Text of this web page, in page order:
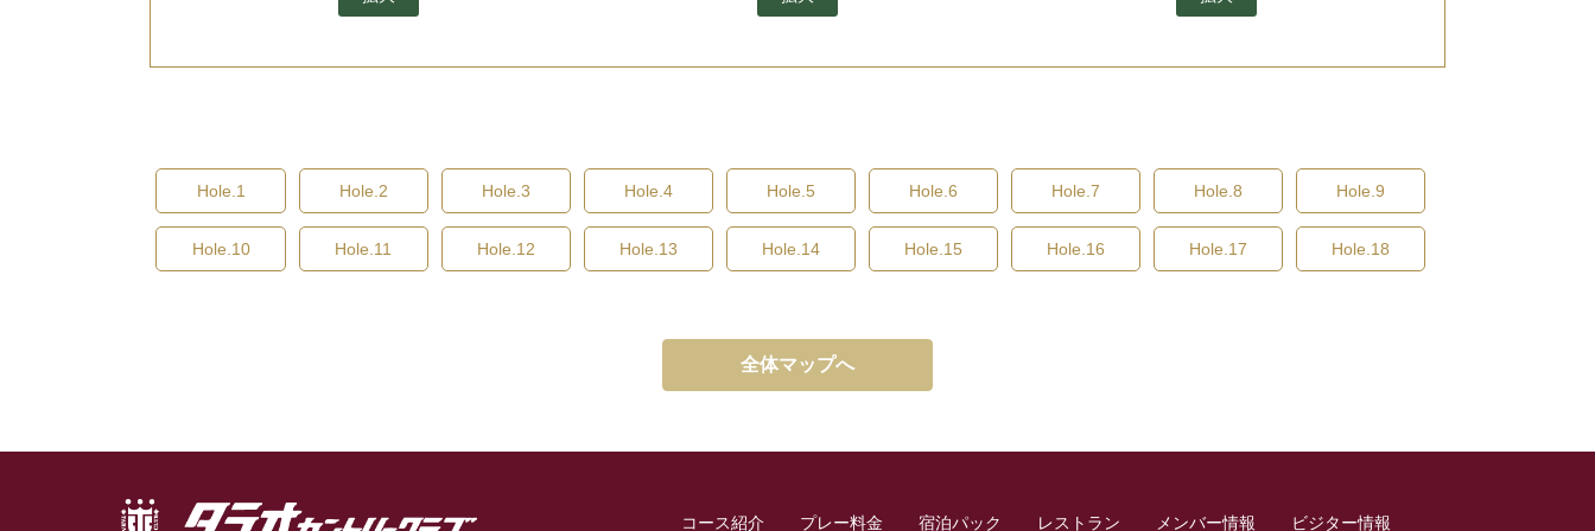
Hole.1 Hole.2 Hole.3 Hole.4 Hole.5 Hole.6 Hole.7 Hole.8 Hole.9
Hole.10 Hole.11 Hole.12 Hole.13 Hole.14 Hole.15 Hole.16 Hole.17 Hole.18
全体マップへ
コース紹介 プレー料金 宿泊パック レストラン メンバー情報 ビジター情報